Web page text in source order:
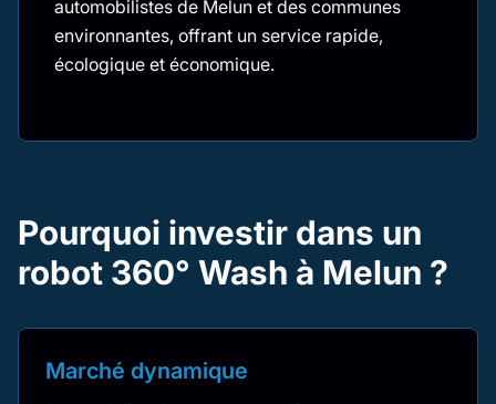
automobilistes de Melun et des communes
environnantes, offrant un service rapide,
écologique et économique.
Pourquoi investir dans un
robot 360° Wash à Melun ?
Marché dynamique